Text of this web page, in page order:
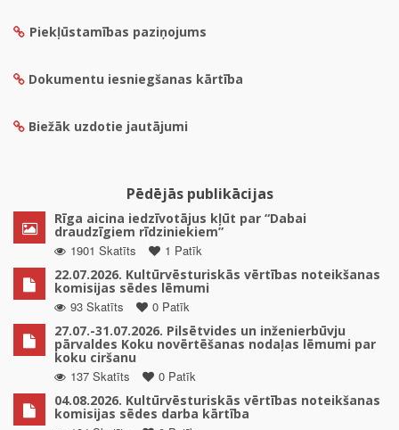
Piekļūstamības paziņojums
Dokumentu iesniegšanas kārtība
Biežāk uzdotie jautājumi
Pēdējās publikācijas
Rīga aicina iedzīvotājus kļūt par “Dabai
draudzīgiem rīdziniekiem”
1901 Skatīts
1 Patīk
22.07.2026. Kultūrvēsturiskās vērtības noteikšanas
komisijas sēdes lēmumi
93 Skatīts
0 Patīk
27.07.-31.07.2026. Pilsētvides un inženierbūvju
pārvaldes Koku novērtēšanas nodaļas lēmumi par
koku ciršanu
137 Skatīts
0 Patīk
04.08.2026. Kultūrvēsturiskās vērtības noteikšanas
komisijas sēdes darba kārtība